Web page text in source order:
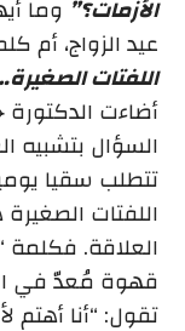
الأزمات؟” وما
عيد الزواج، أم
اللفتات
أضاءت
السؤال بتشبيه
تتطلب سقيا
اللفتات
العلاقة. فكلمة
قهوة مُعدّ في
تقول: “أنا أهتم